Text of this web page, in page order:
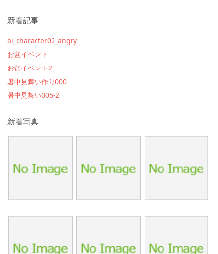
新着記事
ai_character02_angry
お盆イベント
お盆イベント2
暑中見舞い作り000
暑中見舞い005-2
新着写真